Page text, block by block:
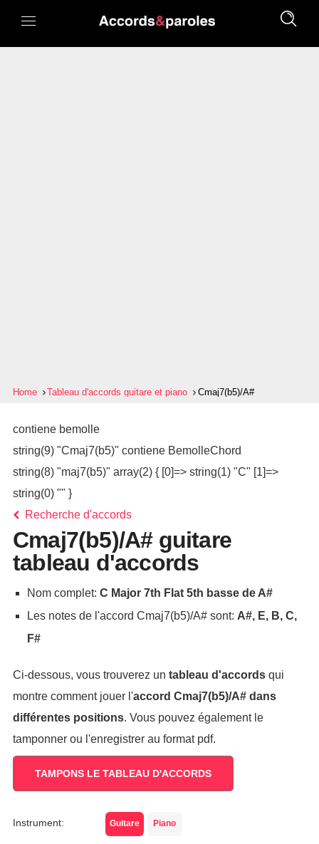
Home Tableau d'accords guitare et piano Cmaj7(b5)/A#
contiene bemolle
string(9) "Cmaj7(b5)" contiene BemolleChord
string(8) "maj7(b5)" array(2) { [0]=> string(1) "C" [1]=>
string(0) "" }
Recherche d'accords
Cmaj7(b5)/A# guitare
tableau d'accords
Nom complet: C Major 7th Flat 5th basse de A#
Les notes de l'accord Cmaj7(b5)/A# sont: A#, E, B, C,
F#
Ci-dessous, vous trouverez un tableau d'accordsqui
montre comment jouer l'accord Cmaj7(b5)/A#dans
différentes positions. Vous pouvez également le
tamponner ou l'enregistrer au format pdf.
TAMPONS LE TABLEAU D'ACCORDS
Instrument: Guitare Piano